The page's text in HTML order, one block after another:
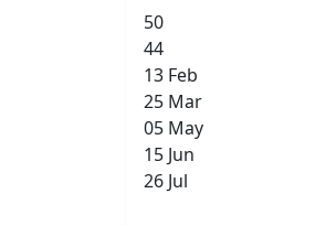
50
44
13 Feb
25 Mar
05 May
15 Jun
26 Jul